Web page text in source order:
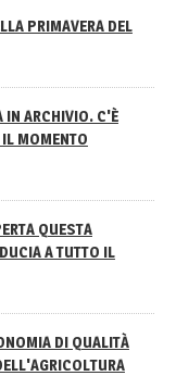
PRIMAVERA DEL
IN ARCHIVIO. C'È
MOMENTO
QUESTA
A TUTTO IL
DI QUALITÀ